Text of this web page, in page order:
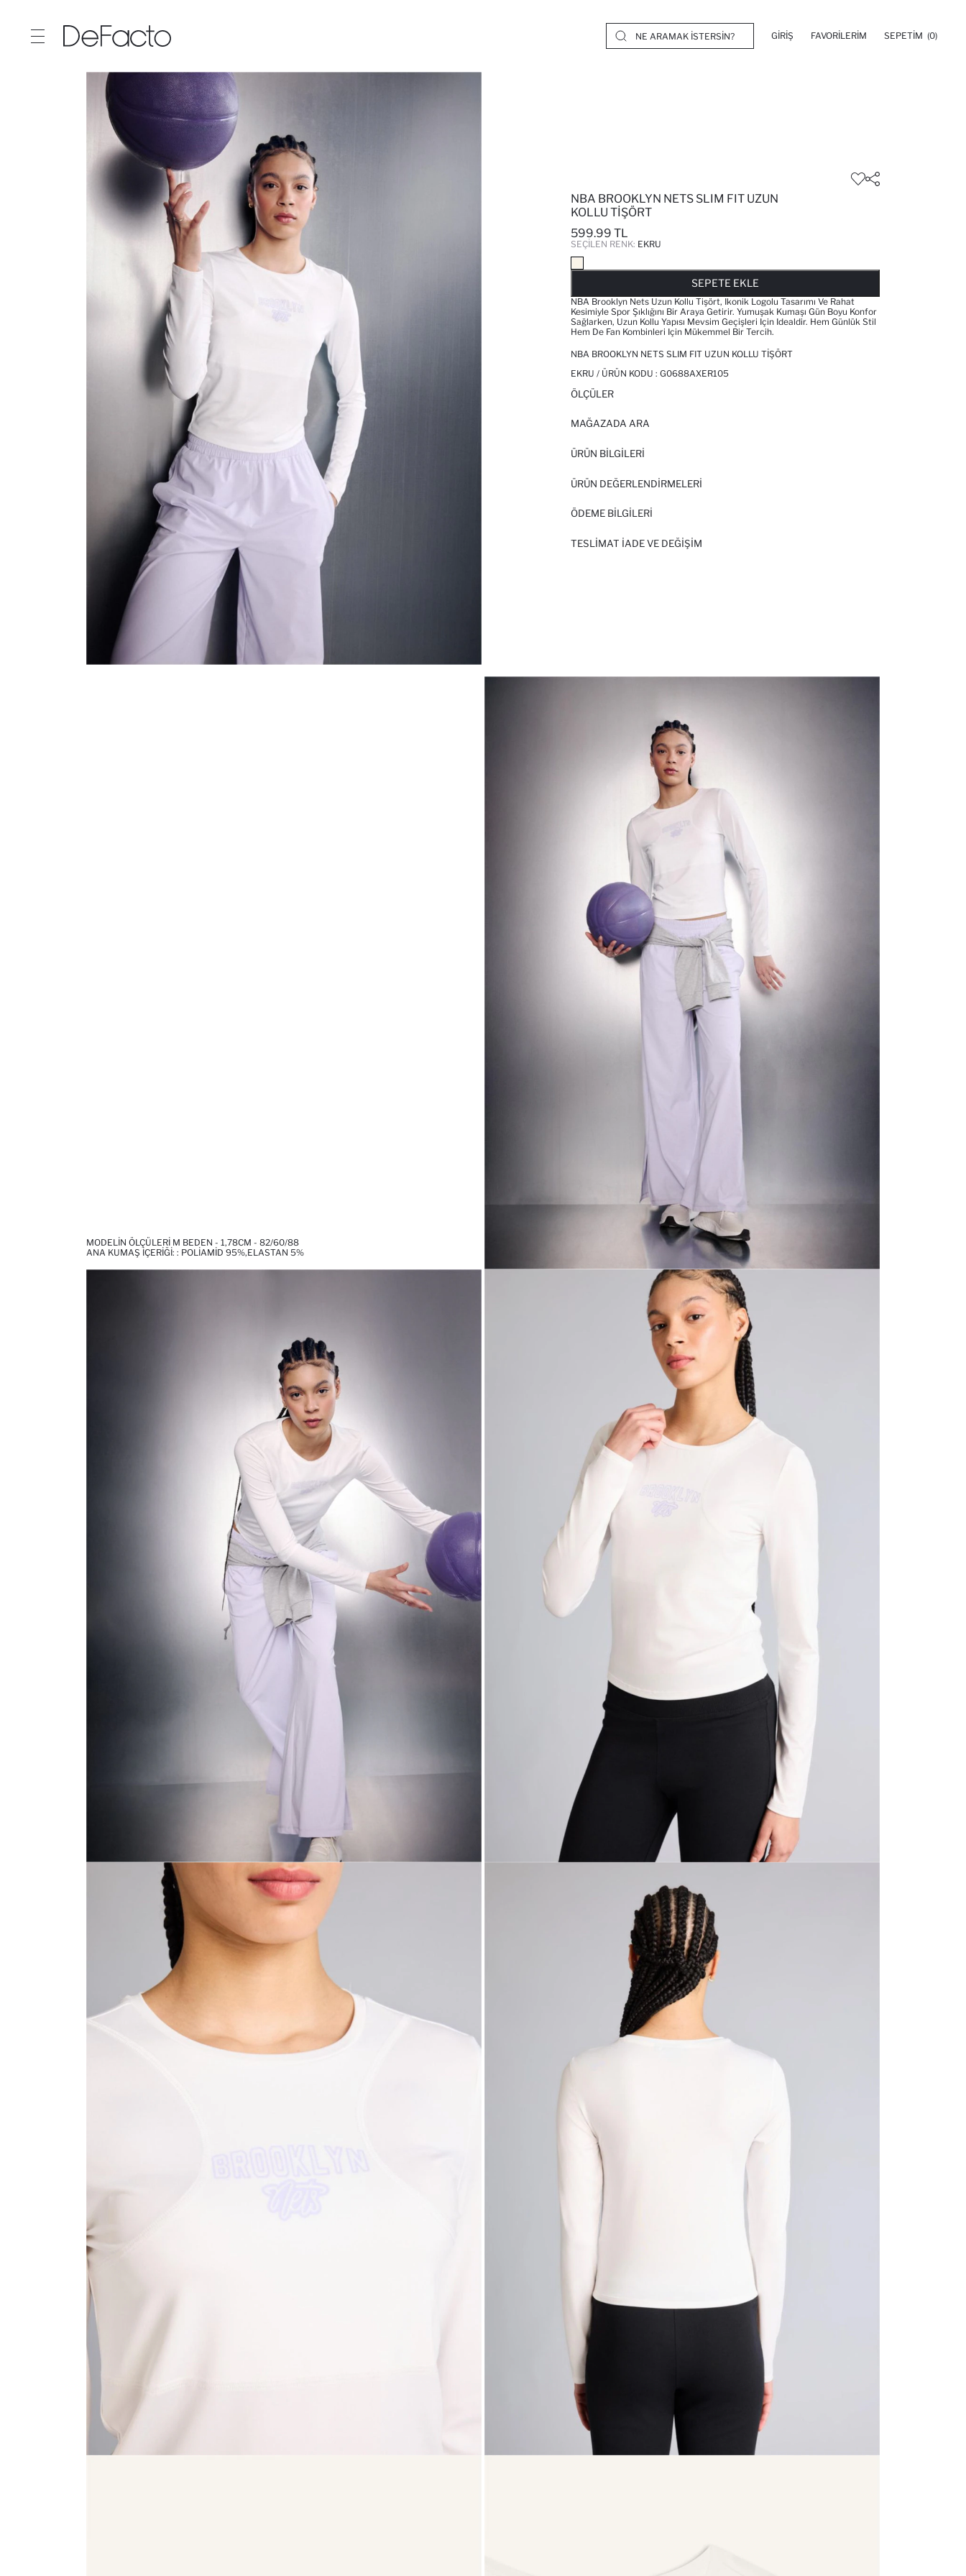
GIRIŞ FAVORILERIM SEPETIM (0)
NBA BROOKLYN NETS SLIM FIT UZUN
KOLLU TIŞÖRT
599.99 TL
SEÇILEN RENK: EKRU
SEPETE EKLE
NBA Brooklyn Nets Uzun Kollu Tişört, Ikonik Logolu Tasarımı Ve Rahat
Kesimiyle Spor Şıklığını Bir Araya Getirir. Yumuşak Kumaşı Gün Boyu Konfor
Sağlarken, Uzun Kollu Yapısı Mevsim Geçişleri Için Idealdir. Hem Günlük Stil
Hem De Fan Kombinleri Için Mükemmel Bir Tercih.
NBA BROOKLYN NETS SLIM FIT UZUN KOLLU TIŞÖRT
EKRU / ÜRÜN KODU : G0688AXER105
ÖLÇÜLER
MAĞAZADA ARA
ÜRÜN BILGILERI
ÜRÜN DEĞERLENDİRMELERİ
ÖDEME BİLGİLERİ
TESLIMAT İADE VE DEĞIŞIM
MODELIN ÖLÇÜLERI M BEDEN - 1,78CM - 82/60/88
ANA KUMAŞ İÇERIĞI: : POLIAMID 95%,ELASTAN 5%